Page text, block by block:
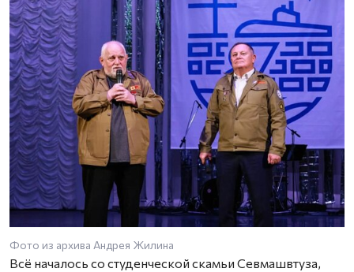
Фото из архива Андрея Жилина
Всё началось со студенческой скамьи Севмашвтуза,